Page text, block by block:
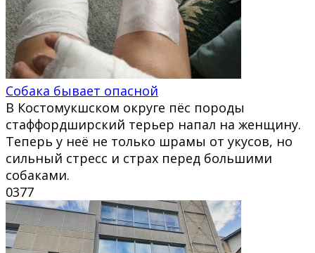
Собака бывает опасной
В Костомукшском округе пёс породы
стаффордширский терьер напал на женщину.
Теперь у неё не только шрамы от укусов, но
сильный стресс и страх перед большими
собаками.
0377